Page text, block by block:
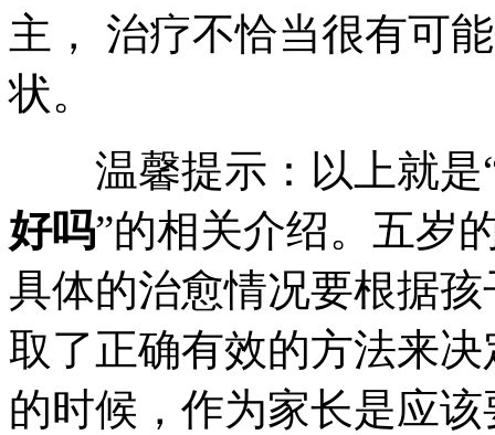
主， 治疗不恰当很有可
状。
温馨提示：以上就是
好吗”的相关介绍。五岁
具体的治愈情况要根据
取了正确有效的方法来
的时候，作为家长是应